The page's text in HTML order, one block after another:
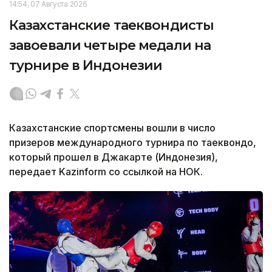
14:54, 07 Августа 2026
Казахстанские таеквондисты
завоевали четыре медали на
турнире в Индонезии
Казахстанские спортсмены вошли в число
призеров международного турнира по таеквондо,
который прошел в Джакарте (Индонезия),
передает Kazinform со ссылкой на НОК.